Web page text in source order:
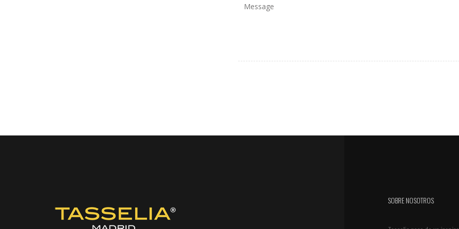
SOBRE NOSOTROS